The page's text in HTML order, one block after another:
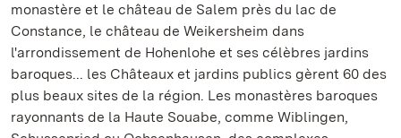
monastère et le château de Salem près du lac de
Constance, le château de Weikersheim dans
l'arrondissement de Hohenlohe et ses célèbres jardins
baroques... les Châteaux et jardins publics gèrent 60 des
plus beaux sites de la région. Les monastères baroques
rayonnants de la Haute Souabe, comme Wiblingen,